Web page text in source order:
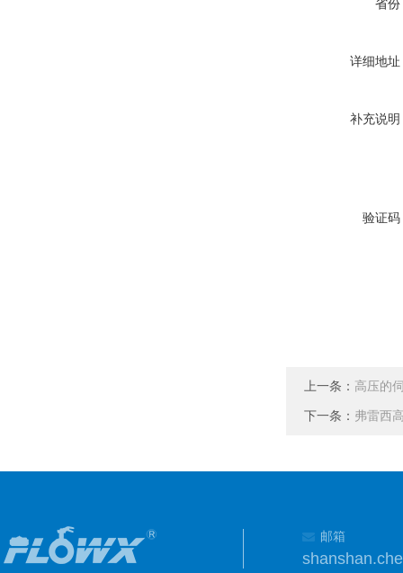
省份
详细地址
补充说明
验证码
上一条： 高压的
下一条： 弗雷西
邮箱